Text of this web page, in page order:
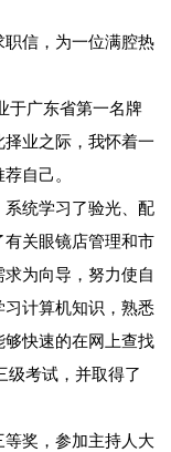
信，为一位满腔热
于广东省第一名牌
业之际，我怀着一
自己。
统学习了验光、配
关眼镜店管理和市
为向导，努力使自
计算机知识，熟悉
够快速的在网上查找
级考试，并取得了
奖，参加主持人大